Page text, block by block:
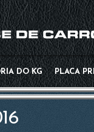
DO KG PLACA